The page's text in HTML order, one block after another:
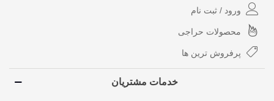
ورود / ثبت نام
محصولات حراجی
پرفروش ترین ها
خدمات مشتریان